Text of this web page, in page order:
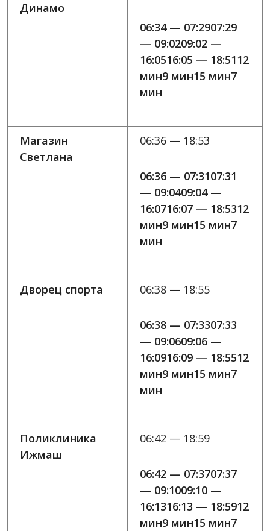
Динамо
06:34 — 07:2907:29
— 09:0209:02 —
16:0516:05 — 18:5112
мин9 мин15 мин7
мин
Магазин
Светлана
06:36 — 18:53
06:36 — 07:3107:31
— 09:0409:04 —
16:0716:07 — 18:5312
мин9 мин15 мин7
мин
Дворец спорта 06:38 — 18:55
06:38 — 07:3307:33
— 09:0609:06 —
16:0916:09 — 18:5512
мин9 мин15 мин7
мин
Поликлиника
Ижмаш
06:42 — 18:59
06:42 — 07:3707:37
— 09:1009:10 —
16:1316:13 — 18:5912
мин9 мин15 мин7